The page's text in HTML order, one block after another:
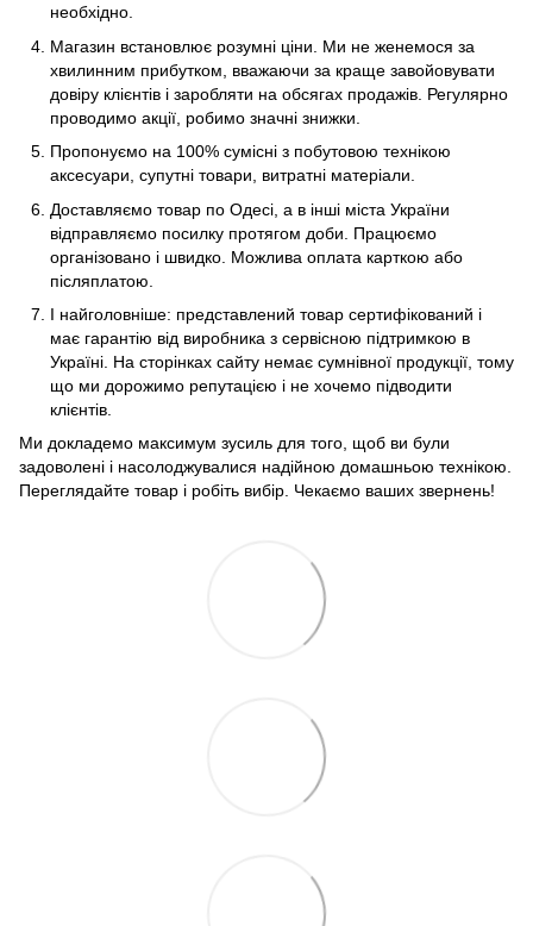
необхідно.
Магазин встановлює розумні ціни. Ми не женемося за
хвилинним прибутком, вважаючи за краще завойовувати
довіру клієнтів і заробляти на обсягах продажів. Регулярно
проводимо акції, робимо значні знижки.
Пропонуємо на 100% сумісні з побутовою технікою
аксесуари, супутні товари, витратні матеріали.
Доставляємо товар по Одесі, а в інші міста України
відправляємо посилку протягом доби. Працюємо
організовано і швидко. Можлива оплата карткою або
післяплатою.
І найголовніше: представлений товар сертифікований і
має гарантію від виробника з сервісною підтримкою в
Україні. На сторінках сайту немає сумнівної продукції, тому
що ми дорожимо репутацією і не хочемо підводити
клієнтів.
Ми докладемо максимум зусиль для того, щоб ви були
задоволені і насолоджувалися надійною домашньою технікою.
Переглядайте товар і робіть вибір. Чекаємо ваших звернень!